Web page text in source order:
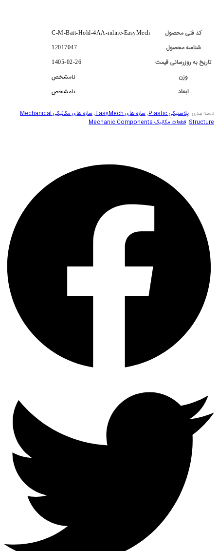
کد فنی محصول C-M-Batt-Hold-4AA-inline-EasyMech
شناسه محصول 12017047
تاریخ به روزرسانی قیمت 1405-02-26
وزن
نامشخص
ابعاد
نامشخص
دسته بندی: پلاستیکی Plastic ,سازه های EasyMech ,
سازه های مکانیکی Mechanical
Structure
,قطعات مکانیک Mechanic Components